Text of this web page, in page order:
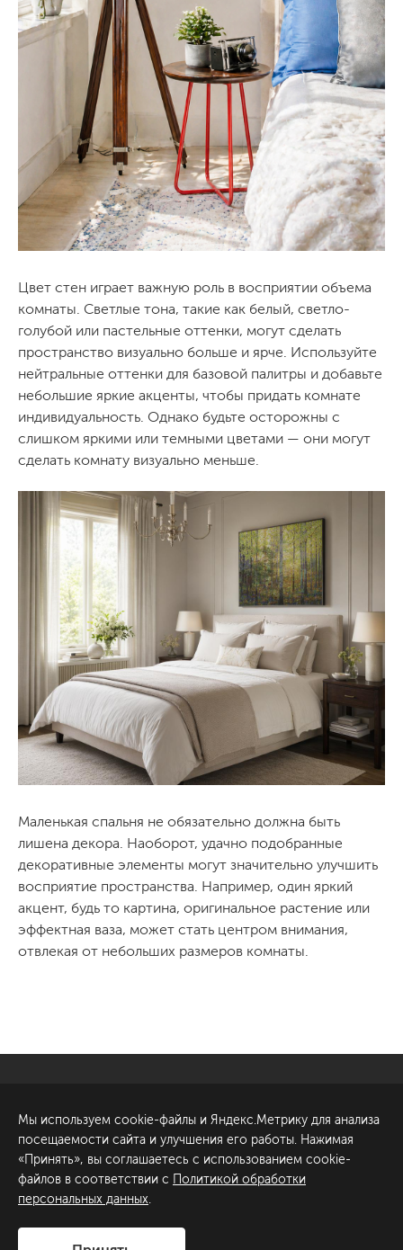
Цвет стен играет важную роль в восприятии объема
комнаты. Светлые тона, такие как белый, светло-
голубой или пастельные оттенки, могут сделать
пространство визуально больше и ярче. Используйте
нейтральные оттенки для базовой палитры и добавьте
небольшие яркие акценты, чтобы придать комнате
индивидуальность. Однако будьте осторожны с
слишком яркими или темными цветами — они могут
сделать комнату визуально меньше.
Маленькая спальня не обязательно должна быть
лишена декора. Наоборот, удачно подобранные
декоративные элементы могут значительно улучшить
восприятие пространства. Например, один яркий
акцент, будь то картина, оригинальное растение или
эффектная ваза, может стать центром внимания,
отвлекая от небольших размеров комнаты.
Обсудить проект
ул. Академика Павлова, 6
к1
+7 (812) 200-95-55
Сделано в
Мы используем cookie-файлы и Яндекс.Метрику для анализа
посещаемости сайта и улучшения его работы. Нажимая
«Принять», вы соглашаетесь с использованием cookie-
файлов в соответствии с Политикой обработки
персональных данных.